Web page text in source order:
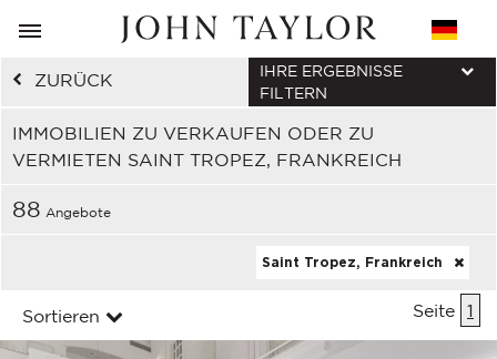
ZURÜCK
IMMOBILIEN ZU VERKAUFEN ODER ZU
VERMIETEN SAINT TROPEZ, FRANKREICH
IHRE ERGEBNISSE
FILTERN
88 Angebote
Saint Tropez, Frankreich
Sortieren Seite 1